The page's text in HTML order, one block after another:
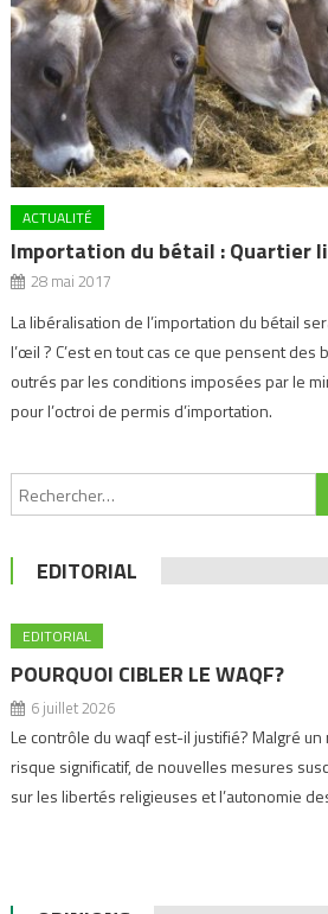
ACTUALITÉ
Importation du bétail : Quartier
28 mai 2017
La libéralisation de l’importation du bétail
l’œil ? C’est en tout cas ce que pensent
outrés par les conditions imposées par le
pour l’octroi de permis d’importation.
Navigation
de
l’article
EDITORIAL
EDITORIAL
POURQUOI CIBLER LE WAQF?
6 juillet 2026
Le contrôle du waqf est-il justifié? Malgré
risque significatif, de nouvelles mesures
sur les libertés religieuses et l’autonomie